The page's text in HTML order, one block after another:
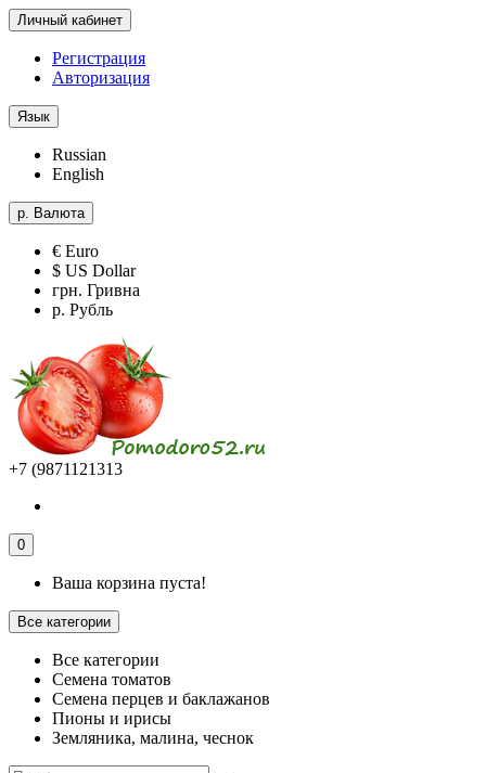
Личный кабинет
Регистрация
Авторизация
Язык
Russian
English
р. Валюта
€ Euro
$ US Dollar
грн. Гривна
р. Рубль
+7 (9871121313
0
Ваша корзина пуста!
Все категории
Все категории
Семена томатов
Семена перцев и баклажанов
Пионы и ирисы
Земляника, малина, чеснок